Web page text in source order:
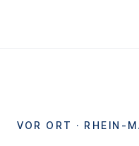
VOR ORT · RHEIN-